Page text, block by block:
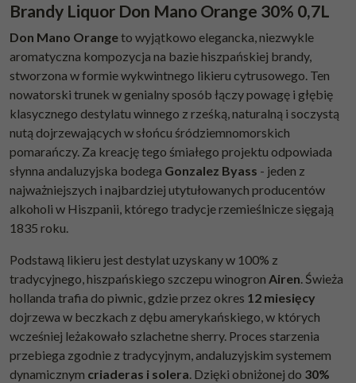
Brandy Liquor Don Mano Orange 30% 0,7L
Don Mano Orangeto wyjątkowo elegancka, niezwykle
aromatyczna kompozycja na bazie hiszpańskiej brandy,
stworzona w formie wykwintnego likieru cytrusowego. Ten
nowatorski trunek w genialny sposób łączy powagę i głębię
klasycznego destylatu winnego z rześką, naturalną i soczystą
nutą dojrzewających w słońcu śródziemnomorskich
pomarańczy. Za kreację tego śmiałego projektu odpowiada
słynna andaluzyjska bodega Gonzalez Byass - jeden z
najważniejszych i najbardziej utytułowanych producentów
alkoholi w Hiszpanii, którego tradycje rzemieślnicze sięgają
1835 roku.
Podstawą likieru jest destylat uzyskany w 100% z
tradycyjnego, hiszpańskiego szczepu winogron Airen. Świeża
hollanda trafia do piwnic, gdzie przez okres 12 miesięcy
dojrzewa w beczkach z dębu amerykańskiego, w których
wcześniej leżakowało szlachetne sherry. Proces starzenia
przebiega zgodnie z tradycyjnym, andaluzyjskim systemem
dynamicznym criaderas i solera. Dzięki obniżonej do 30%